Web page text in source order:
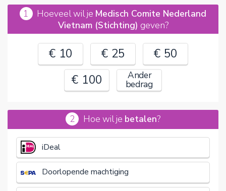
1 Hoeveel wil je Medisch Comite Nederland
Vietnam (Stichting) geven?
€ 10 € 25
€ 50
€ 100
Ander
bedrag
€
2 Hoe wil je betalen?
iDeal
Doorlopende machtiging